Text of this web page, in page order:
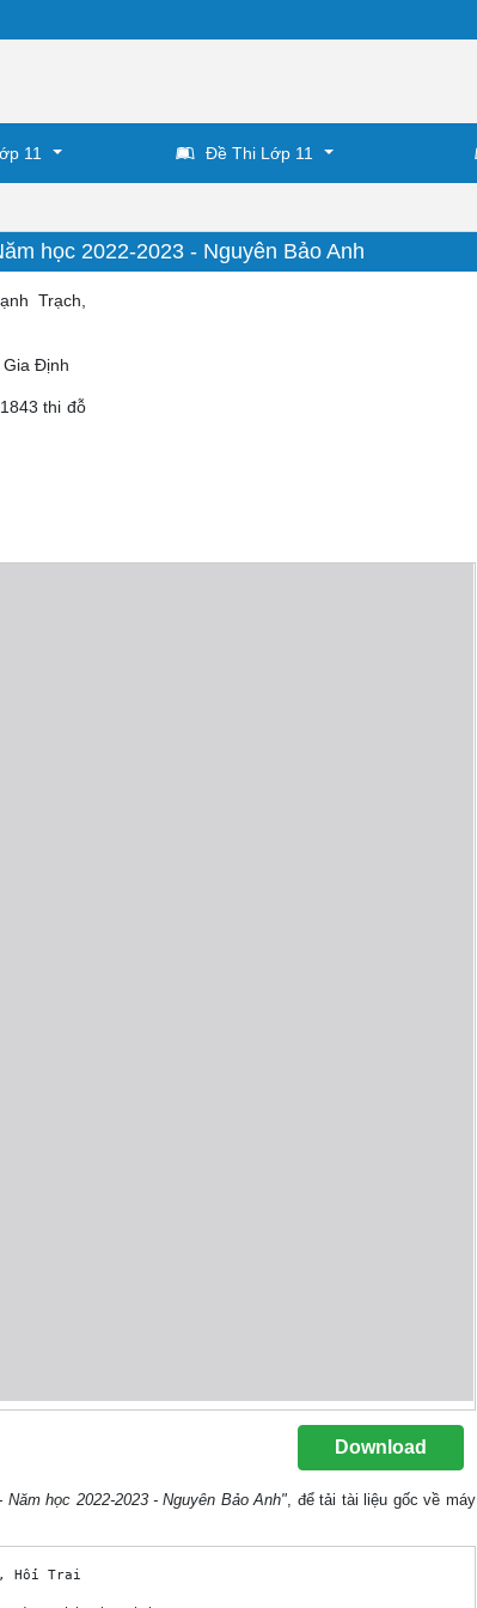
11 Đề Thi Lớp 11
học 2022-2023 - Nguyên Bảo Anh
Trạch,
Định
thi đỗ
Download
học 2022-2023 - Nguyên Bảo Anh", để tải tài liệu gốc về máy
Hối Trai